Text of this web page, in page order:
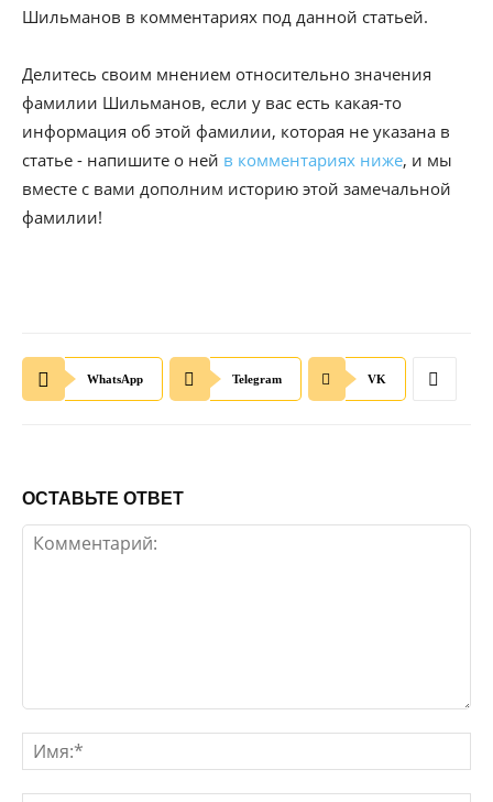
Шильманов в комментариях под данной статьей.
Делитесь своим мнением относительно значения
фамилии Шильманов, если у вас есть какая-то
информация об этой фамилии, которая не указана в
статье - напишите о ней в комментариях ниже, и мы
вместе с вами дополним историю этой замечальной
фамилии!
WhatsApp Telegram VK
ОСТАВЬТЕ ОТВЕТ